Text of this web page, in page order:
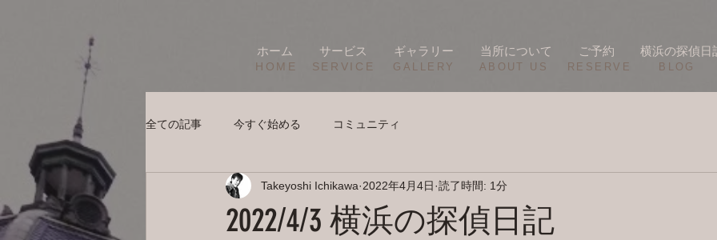
ホーム サービス ギャラリー 当所について ご予約 横浜の探偵日
HOME SERVICE ​GALLERY ​ABOUT US RESERVE BLOG
全ての記事 今すぐ始める コミュニティ
2022/4/3 横浜の探偵日記
Takeyoshi Ichikawa 2022年4月4日 読了時間: 1分